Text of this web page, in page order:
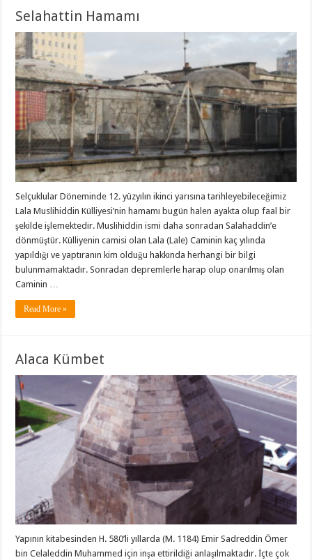
Selahattin Hamamı
Selçuklular Döneminde 12. yüzyılın ikinci yarısına tarihleyebileceğimiz
Lala Muslihiddin Külliyesi’nin hamamı bugün halen ayakta olup faal bir
şekilde işlemektedir. Muslihiddin ismi daha sonradan Salahaddin’e
dönmüştür. Külliyenin camisi olan Lala (Lale) Caminin kaç yılında
yapıldığı ve yaptıranın kim olduğu hakkında herhangi bir bilgi
bulunmamaktadır. Sonradan depremlerle harap olup onarılmış olan
Caminin …
Read More »
Alaca Kümbet
Yapının kitabesinden H. 580’li yıllarda (M. 1184) Emir Sadreddin Ömer
bin Celaleddin Muhammed için inşa ettirildiği anlaşılmaktadır. İçte çok